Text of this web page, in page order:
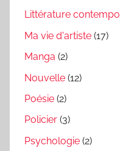
Littérature
Ma vie d'artiste (17)
Manga (2)
Nouvelle (12)
Poésie (2)
Policier (3)
Psychologie (2)